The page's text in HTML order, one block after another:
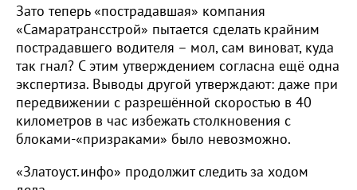
Зато теперь «пострадавшая» компания
«Самаратрансстрой» пытается сделать крайним
пострадавшего водителя – мол, сам виноват, куда
так гнал? С этим утверждением согласна ещё одна
экспертиза. Выводы другой утверждают: даже при
передвижении с разрешённой скоростью в 40
километров в час избежать столкновения с
блоками-«призраками» было невозможно.
«Златоуст.инфо» продолжит следить за ходом